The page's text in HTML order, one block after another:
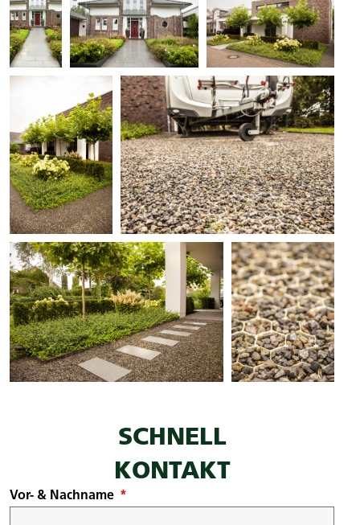
SCHNELL
KONTAKT
Vor- & Nachname